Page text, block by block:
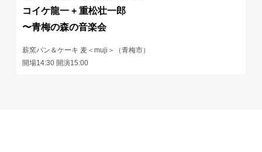
コイケ龍一 + 重松壮一郎
〜青梅の森の音楽会
薪窯パン＆ケーキ 麦＜muji＞（青梅市）
開場14:30 開演15:00